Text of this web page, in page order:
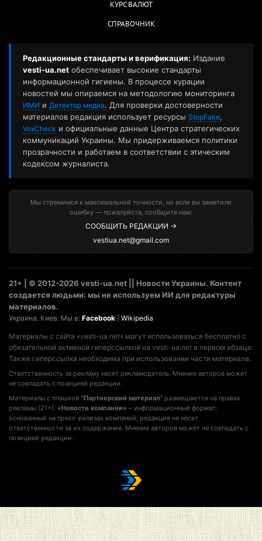
КУРС ВАЛЮТ
СПРАВОЧНИК
Редакционные стандарты и верификация: Издание
vesti-ua.net обеспечивает высокие стандарты
информационной гигиены. В процессе курации
новостей мы опираемся на методологию мониторинга
ИМИ и Детектор медиа. Для проверки достоверности
материалов редакция использует ресурсы StopFake,
VoxCheck и официальные данные Центра стратегических
коммуникаций Украины. Мы придерживаемся политики
прозрачности и работаем в соответствии с этическим
кодексом журналиста.
Мы стремимся к максимальной точности, но если вы заметили
ошибку — пожалуйста, сообщите нам:
СООБЩИТЬ РЕДАКЦИИ →
vestiua.net@gmail.com
21+ | © 2012-2026 vesti-ua.net || Новости Украины. Контент
создается людьми: мы не используем ИИ для редактуры
материалов.
Украина. Киев. Мы в: Facebook Wikipedia
Материалы с сайта «vesti-ua.net» могут использоваться бесплатно с
обязательной активной гиперссылкой на vesti-ua.net в первом абзаце.
Также гиперссылка необходима при использовании части материала.
Ответственность за рекламу несет рекламодатель. Мнение авторов может
не совпадать с позицией редакции.
Материалы с плашкой "Партнерский материал" размещаются на правах
рекламы (21+). «Новости компании» – информационный формат,
основанный на пресс-релизах компаний; редакция не несет
ответственности за их содержание. Мнение авторов может не совпадать с
позицией редакции.